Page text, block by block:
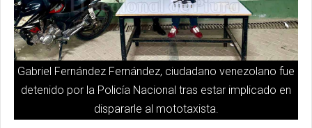
Gabriel Fernández Fernández, ciudadano venezolano fue
detenido por la Policía Nacional tras estar implicado en
dispararle al mototaxista.